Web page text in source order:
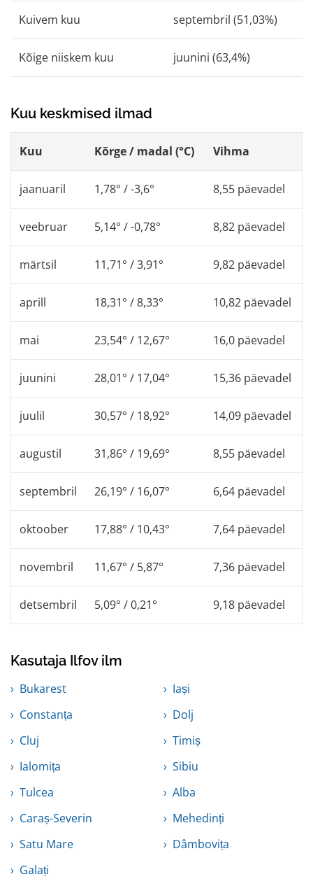
Kuivem kuu septembril (51,03%)
Kõige niiskem kuu juunini (63,4%)
Kuu keskmised ilmad
Kuu Kõrge / madal (°C) Vihma
jaanuaril 1,78° / -3,6° 8,55 päevadel
veebruar 5,14° / -0,78° 8,82 päevadel
märtsil 11,71° / 3,91° 9,82 päevadel
aprill 18,31° / 8,33° 10,82 päevadel
mai 23,54° / 12,67° 16,0 päevadel
juunini 28,01° / 17,04° 15,36 päevadel
juulil 30,57° / 18,92° 14,09 päevadel
augustil 31,86° / 19,69° 8,55 päevadel
septembril 26,19° / 16,07° 6,64 päevadel
oktoober 17,88° / 10,43° 7,64 päevadel
novembril 11,67° / 5,87° 7,36 päevadel
detsembril 5,09° / 0,21° 9,18 päevadel
Kasutaja Ilfov ilm
Bukarest
Iași
Constanța
Dolj
Cluj
Timiș
Ialomița
Sibiu
Tulcea
Alba
Caraș-Severin
Mehedinți
Satu Mare
Dâmbovița
Galați